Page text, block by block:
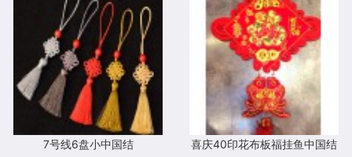
7号线6盘小中国结
喜庆40印花布板福挂鱼中国结